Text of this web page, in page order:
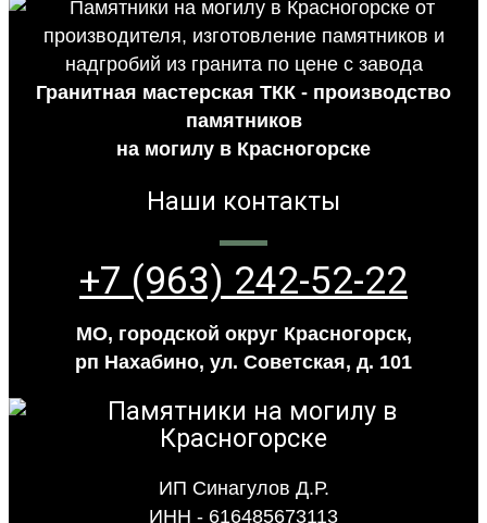
Гранитная мастерская ТКК - производство
памятников
на могилу в Красногорске
Наши контакты
+7 (963) 242-52-22
МО, городской округ Красногорск,
рп Нахабино, ул. Советская, д. 101
ИП Синагулов Д.Р.
ИНН - 616485673113